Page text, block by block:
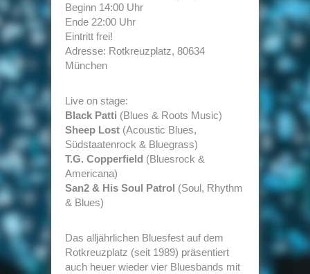
Beginn 14:00 Uhr
Ende 22:00 Uhr
Eintritt frei!
Adresse: Rotkreuzplatz, 80634
München
Live on stage:
Black Patti (Blues & Roots Music)
Sheep Lost (Acoustic Blues,
Südstaatenrock & Bluegrass)
T.G. Copperfield (Bluesrock &
Americana)
San2 & His Soul Patrol (Soul, Rhythm
& Blues)
Das alljährlichen Bluesfest auf dem
Rotkreuzplatz (seit 1989) präsentiert
auch heuer wieder vier Bluesbands mit